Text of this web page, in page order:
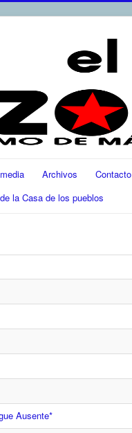
Archivos Contacto
la Casa de los pueblos
Ausente*